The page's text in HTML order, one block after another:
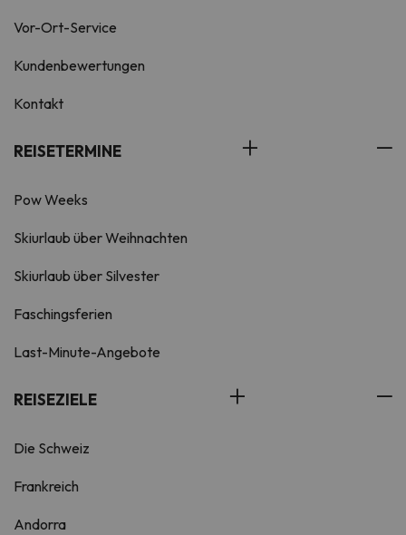
Vor-Ort-Service
Kundenbewertungen
Kontakt
REISETERMINE
Pow Weeks
Skiurlaub über Weihnachten
Skiurlaub über Silvester
Faschingsferien
Last-Minute-Angebote
REISEZIELE
Die Schweiz
Frankreich
Andorra